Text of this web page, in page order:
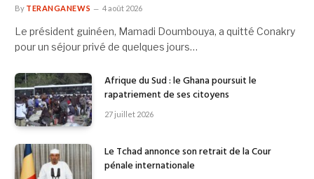
By TERANGANEWS 4 août 2026
Le président guinéen, Mamadi Doumbouya, a quitté Conakry
pour un séjour privé de quelques jours…
Afrique du Sud : le Ghana poursuit le
rapatriement de ses citoyens
27 juillet 2026
Le Tchad annonce son retrait de la Cour
pénale internationale